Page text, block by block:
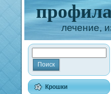
лечение,
Крошки